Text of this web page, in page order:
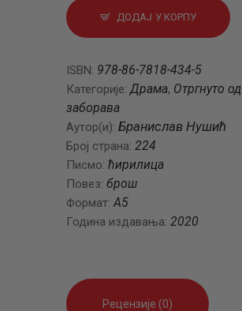
количина
ДОДАЈ У КОРПУ
ISBN: 978-86-7818-434-5
Категорије:Драма, Отргнуто од
заборава
Аутор(и): Бранислав Нушић
Број страна: 224
Писмо: ћирилица
Повез: брош
Формат:A5
Година издавања: 2020
Рецензије (0)